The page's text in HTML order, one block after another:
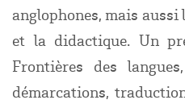
anglophones, mais
et la didactique. Un
Frontières des
démarcations,